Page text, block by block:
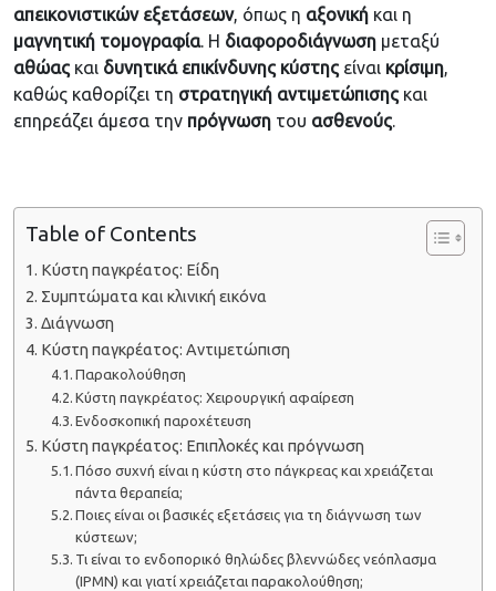
απεικονιστικών εξετάσεων, όπως η αξονική και η
μαγνητική τομογραφία. Η διαφοροδιάγνωση μεταξύ
αθώας και δυνητικά επικίνδυνης κύστης είναι κρίσιμη,
καθώς καθορίζει τη στρατηγική αντιμετώπισης και
επηρεάζει άμεσα την πρόγνωση του ασθενούς.
Table of Contents
Κύστη παγκρέατος: Είδη
Συμπτώματα και κλινική εικόνα
Διάγνωση
Κύστη παγκρέατος: Αντιμετώπιση
Παρακολούθηση
Κύστη παγκρέατος: Χειρουργική αφαίρεση
Ενδοσκοπική παροχέτευση
Κύστη παγκρέατος: Επιπλοκές και πρόγνωση
Πόσο συχνή είναι η κύστη στο πάγκρεας και χρειάζεται
πάντα θεραπεία;
Ποιες είναι οι βασικές εξετάσεις για τη διάγνωση των
κύστεων;
Τι είναι το ενδοπορικό θηλώδες βλεννώδες νεόπλασμα
(IPMN) και γιατί χρειάζεται παρακολούθηση;